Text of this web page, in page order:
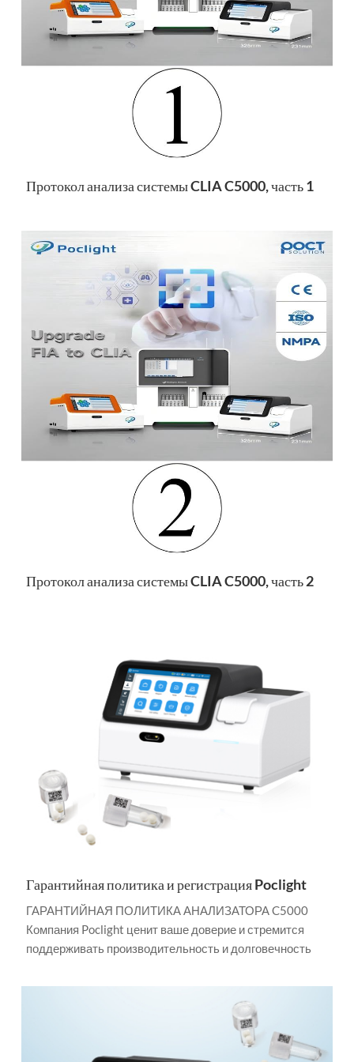
Протокол анализа системы CLIA C5000, часть 1
Протокол анализа системы CLIA C5000, часть 2
Гарантийная политика и регистрация Poclight
ГАРАНТИЙНАЯ ПОЛИТИКА АНАЛИЗАТОРА C5000
Компания Poclight ценит ваше доверие и стремится
поддерживать производительность и долговечность
гарантия определяет условия предоставления
гарантии, а также обязанности клиента по обеспечению
надлежащего обслуживания и ухода за устройством.
Ограниченное гарантийное покрытие В течение